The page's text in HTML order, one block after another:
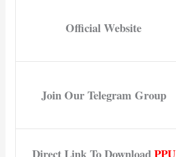
Official Website
Join Our Telegram Group
Direct Link To DownloadPPU